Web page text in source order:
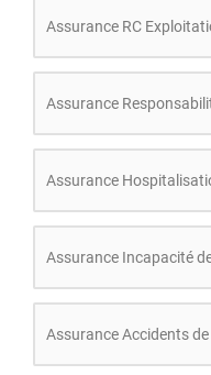
Assurance RC
Assurance
Assurance
Assurance Incapacité
Assurance Accidents de